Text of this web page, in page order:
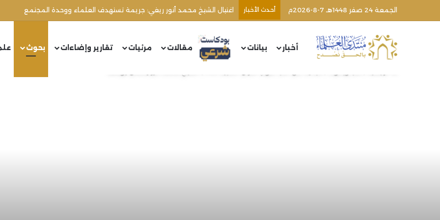
الجمعة 24 صفر 1448هـ 7-8-2026م أحدث الأخبار
أخبار بيانات مقالات مرئيات تقارير وإضاءات بحوث